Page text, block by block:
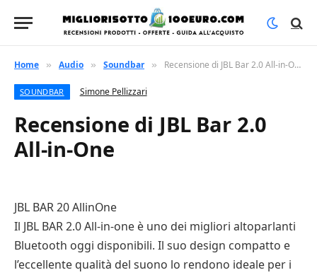
Home » Audio » Soundbar » Recensione di JBL Bar 2.0 All-in-One
SOUNDBAR Simone Pellizzari
Recensione di JBL Bar 2.0
All-in-One
JBL BAR 20 AllinOne
Il JBL BAR 2.0 All-in-one è uno dei migliori altoparlanti
Bluetooth oggi disponibili. Il suo design compatto e
l’eccellente qualità del suono lo rendono ideale per i